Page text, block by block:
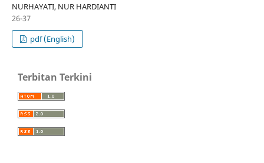
NURHAYATI, NUR HARDIANTI
26-37
pdf (English)
Terbitan Terkini